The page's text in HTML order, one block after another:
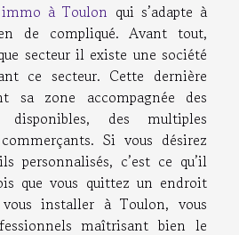
à Toulon qui s’adapte à
de compliqué. Avant tout,
secteur il existe une société
ce secteur. Cette dernière
sa zone accompagnée des
des multiples
Si vous désirez
personnalisés, c’est ce qu’il
que vous quittez un endroit
installer à Toulon, vous
maîtrisant bien le